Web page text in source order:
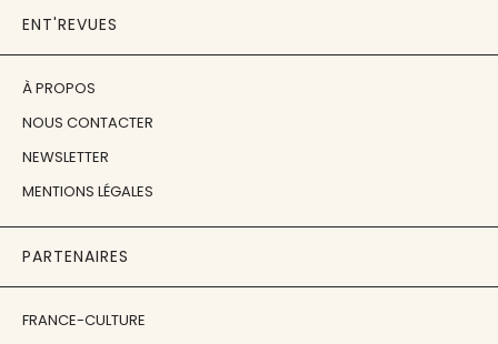
ENT'REVUES
À PROPOS
NOUS CONTACTER
NEWSLETTER
MENTIONS LÉGALES
PARTENAIRES
FRANCE-CULTURE